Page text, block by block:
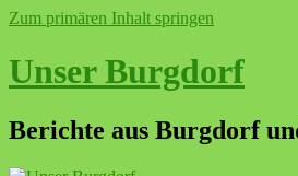
Zum primären Inhalt springen
Unser Burgdorf
Berichte aus Burgdorf